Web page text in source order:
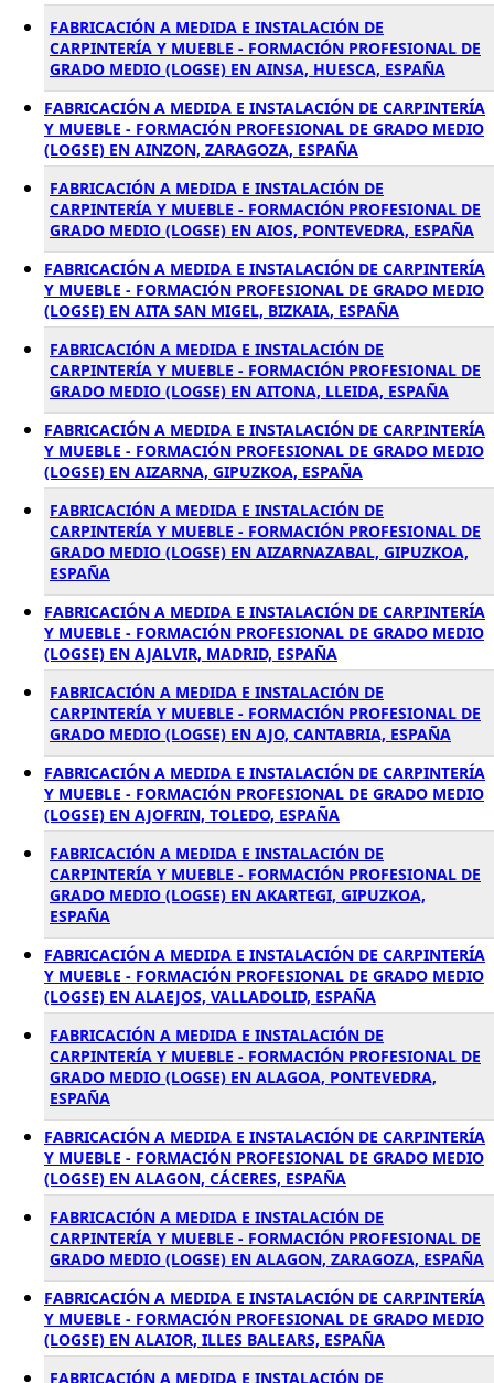
FABRICACIÓN A MEDIDA E INSTALACIÓN DE
CARPINTERÍA Y MUEBLE - FORMACIÓN PROFESIONAL DE
GRADO MEDIO (LOGSE) EN AINSA, HUESCA, ESPAÑA
FABRICACIÓN A MEDIDA E INSTALACIÓN DE CARPINTERÍA
Y MUEBLE - FORMACIÓN PROFESIONAL DE GRADO MEDIO
(LOGSE) EN AINZON, ZARAGOZA, ESPAÑA
FABRICACIÓN A MEDIDA E INSTALACIÓN DE
CARPINTERÍA Y MUEBLE - FORMACIÓN PROFESIONAL DE
GRADO MEDIO (LOGSE) EN AIOS, PONTEVEDRA, ESPAÑA
FABRICACIÓN A MEDIDA E INSTALACIÓN DE CARPINTERÍA
Y MUEBLE - FORMACIÓN PROFESIONAL DE GRADO MEDIO
(LOGSE) EN AITA SAN MIGEL, BIZKAIA, ESPAÑA
FABRICACIÓN A MEDIDA E INSTALACIÓN DE
CARPINTERÍA Y MUEBLE - FORMACIÓN PROFESIONAL DE
GRADO MEDIO (LOGSE) EN AITONA, LLEIDA, ESPAÑA
FABRICACIÓN A MEDIDA E INSTALACIÓN DE CARPINTERÍA
Y MUEBLE - FORMACIÓN PROFESIONAL DE GRADO MEDIO
(LOGSE) EN AIZARNA, GIPUZKOA, ESPAÑA
FABRICACIÓN A MEDIDA E INSTALACIÓN DE
CARPINTERÍA Y MUEBLE - FORMACIÓN PROFESIONAL DE
GRADO MEDIO (LOGSE) EN AIZARNAZABAL, GIPUZKOA,
ESPAÑA
FABRICACIÓN A MEDIDA E INSTALACIÓN DE CARPINTERÍA
Y MUEBLE - FORMACIÓN PROFESIONAL DE GRADO MEDIO
(LOGSE) EN AJALVIR, MADRID, ESPAÑA
FABRICACIÓN A MEDIDA E INSTALACIÓN DE
CARPINTERÍA Y MUEBLE - FORMACIÓN PROFESIONAL DE
GRADO MEDIO (LOGSE) EN AJO, CANTABRIA, ESPAÑA
FABRICACIÓN A MEDIDA E INSTALACIÓN DE CARPINTERÍA
Y MUEBLE - FORMACIÓN PROFESIONAL DE GRADO MEDIO
(LOGSE) EN AJOFRIN, TOLEDO, ESPAÑA
FABRICACIÓN A MEDIDA E INSTALACIÓN DE
CARPINTERÍA Y MUEBLE - FORMACIÓN PROFESIONAL DE
GRADO MEDIO (LOGSE) EN AKARTEGI, GIPUZKOA,
ESPAÑA
FABRICACIÓN A MEDIDA E INSTALACIÓN DE CARPINTERÍA
Y MUEBLE - FORMACIÓN PROFESIONAL DE GRADO MEDIO
(LOGSE) EN ALAEJOS, VALLADOLID, ESPAÑA
FABRICACIÓN A MEDIDA E INSTALACIÓN DE
CARPINTERÍA Y MUEBLE - FORMACIÓN PROFESIONAL DE
GRADO MEDIO (LOGSE) EN ALAGOA, PONTEVEDRA,
ESPAÑA
FABRICACIÓN A MEDIDA E INSTALACIÓN DE CARPINTERÍA
Y MUEBLE - FORMACIÓN PROFESIONAL DE GRADO MEDIO
(LOGSE) EN ALAGON, CÁCERES, ESPAÑA
FABRICACIÓN A MEDIDA E INSTALACIÓN DE
CARPINTERÍA Y MUEBLE - FORMACIÓN PROFESIONAL DE
GRADO MEDIO (LOGSE) EN ALAGON, ZARAGOZA, ESPAÑA
FABRICACIÓN A MEDIDA E INSTALACIÓN DE CARPINTERÍA
Y MUEBLE - FORMACIÓN PROFESIONAL DE GRADO MEDIO
(LOGSE) EN ALAIOR, ILLES BALEARS, ESPAÑA
FABRICACIÓN A MEDIDA E INSTALACIÓN DE